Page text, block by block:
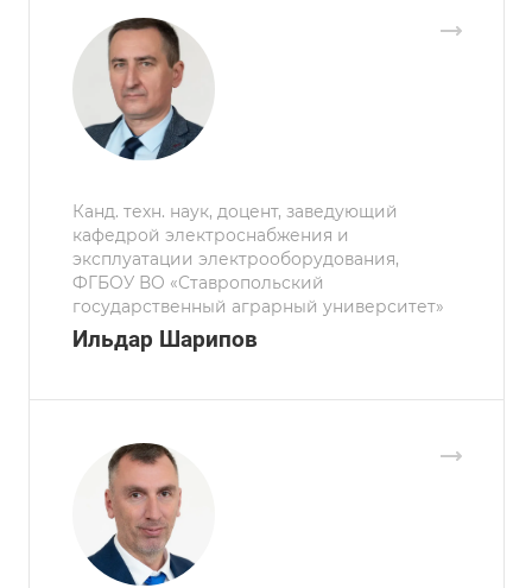
Канд. техн. наук, доцент, заведующий
кафедрой электроснабжения и
эксплуатации электрооборудования,
ФГБОУ ВО «Ставропольский
государственный аграрный университет»
Ильдар Шарипов